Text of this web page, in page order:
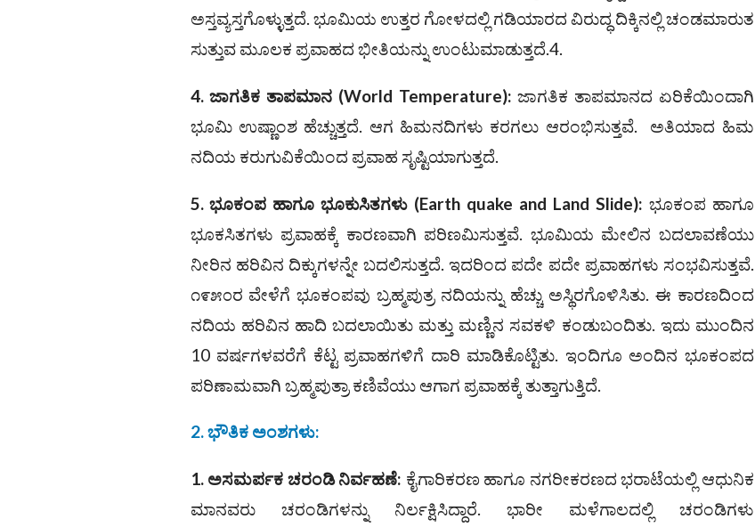
ಅಸ್ತವ್ಯಸ್ತಗೊಳ್ಳುತ್ತದೆ. ಭೂಮಿಯ ಉತ್ತರ ಗೋಳದಲ್ಲಿ ಗಡಿಯಾರದ ವಿರುದ್ಧ ದಿಕ್ಕಿನಲ್ಲಿ ಚಂಡಮಾರುತ
ಸುತ್ತುವ ಮೂಲಕ ಪ್ರವಾಹದ ಭೀತಿಯನ್ನು ಉಂಟುಮಾಡುತ್ತದೆ.4.
4. ಜಾಗತಿಕ ತಾಪಮಾನ (World Temperature): ಜಾಗತಿಕ ತಾಪಮಾನದ ಏರಿಕೆಯಿಂದಾಗಿ
ಭೂಮಿ ಉಷ್ಣಾಂಶ ಹೆಚ್ಚುತ್ತದೆ. ಆಗ ಹಿಮನದಿಗಳು ಕರಗಲು ಆರಂಭಿಸುತ್ತವೆ. ಅತಿಯಾದ ಹಿಮ
ನದಿಯ ಕರುಗುವಿಕೆಯಿಂದ ಪ್ರವಾಹ ಸೃಷ್ಟಿಯಾಗುತ್ತದೆ.
5. ಭೂಕಂಪ ಹಾಗೂ ಭೂಕುಸಿತಗಳು (Earth quake and Land Slide): ಭೂಕಂಪ ಹಾಗೂ
ಭೂಕಸಿತಗಳು ಪ್ರವಾಹಕ್ಕೆ ಕಾರಣವಾಗಿ ಪರಿಣಮಿಸುತ್ತವೆ. ಭೂಮಿಯ ಮೇಲಿನ ಬದಲಾವಣೆಯು
ನೀರಿನ ಹರಿವಿನ ದಿಕ್ಕುಗಳನ್ನೇ ಬದಲಿಸುತ್ತದೆ. ಇದರಿಂದ ಪದೇ ಪದೇ ಪ್ರವಾಹಗಳು ಸಂಭವಿಸುತ್ತವೆ.
೧೯೫೦ರ ವೇಳೆಗೆ ಭೂಕಂಪವು ಬ್ರಹ್ಮಪುತ್ರ ನದಿಯನ್ನು ಹೆಚ್ಚು ಅಸ್ಥಿರಗೊಳಿಸಿತು. ಈ ಕಾರಣದಿಂದ
ನದಿಯ ಹರಿವಿನ ಹಾದಿ ಬದಲಾಯಿತು ಮತ್ತು ಮಣ್ಣಿನ ಸವಕಳಿ ಕಂಡುಬಂದಿತು. ಇದು ಮುಂದಿನ
10 ವರ್ಷಗಳವರೆಗೆ ಕೆಟ್ಟ ಪ್ರವಾಹಗಳಿಗೆ ದಾರಿ ಮಾಡಿಕೊಟ್ಟಿತು. ಇಂದಿಗೂ ಅಂದಿನ ಭೂಕಂಪದ
ಪರಿಣಾಮವಾಗಿ ಬ್ರಹ್ಮಪುತ್ರಾ ಕಣಿವೆಯು ಆಗಾಗ ಪ್ರವಾಹಕ್ಕೆ ತುತ್ತಾಗುತ್ತಿದೆ.
2. ಭೌತಿಕ ಅಂಶಗಳು:
1. ಅಸಮರ್ಪಕ ಚರಂಡಿ ನಿರ್ವಹಣೆ: ಕೈಗಾರಿಕರಣ ಹಾಗೂ ನಗರೀಕರಣದ ಭರಾಟೆಯಲ್ಲಿ ಆಧುನಿಕ
ಮಾನವರು ಚರಂಡಿಗಳನ್ನು ನಿರ್ಲಕ್ಷಿಸಿದ್ದಾರೆ. ಭಾರೀ ಮಳೆಗಾಲದಲ್ಲಿ ಚರಂಡಿಗಳು